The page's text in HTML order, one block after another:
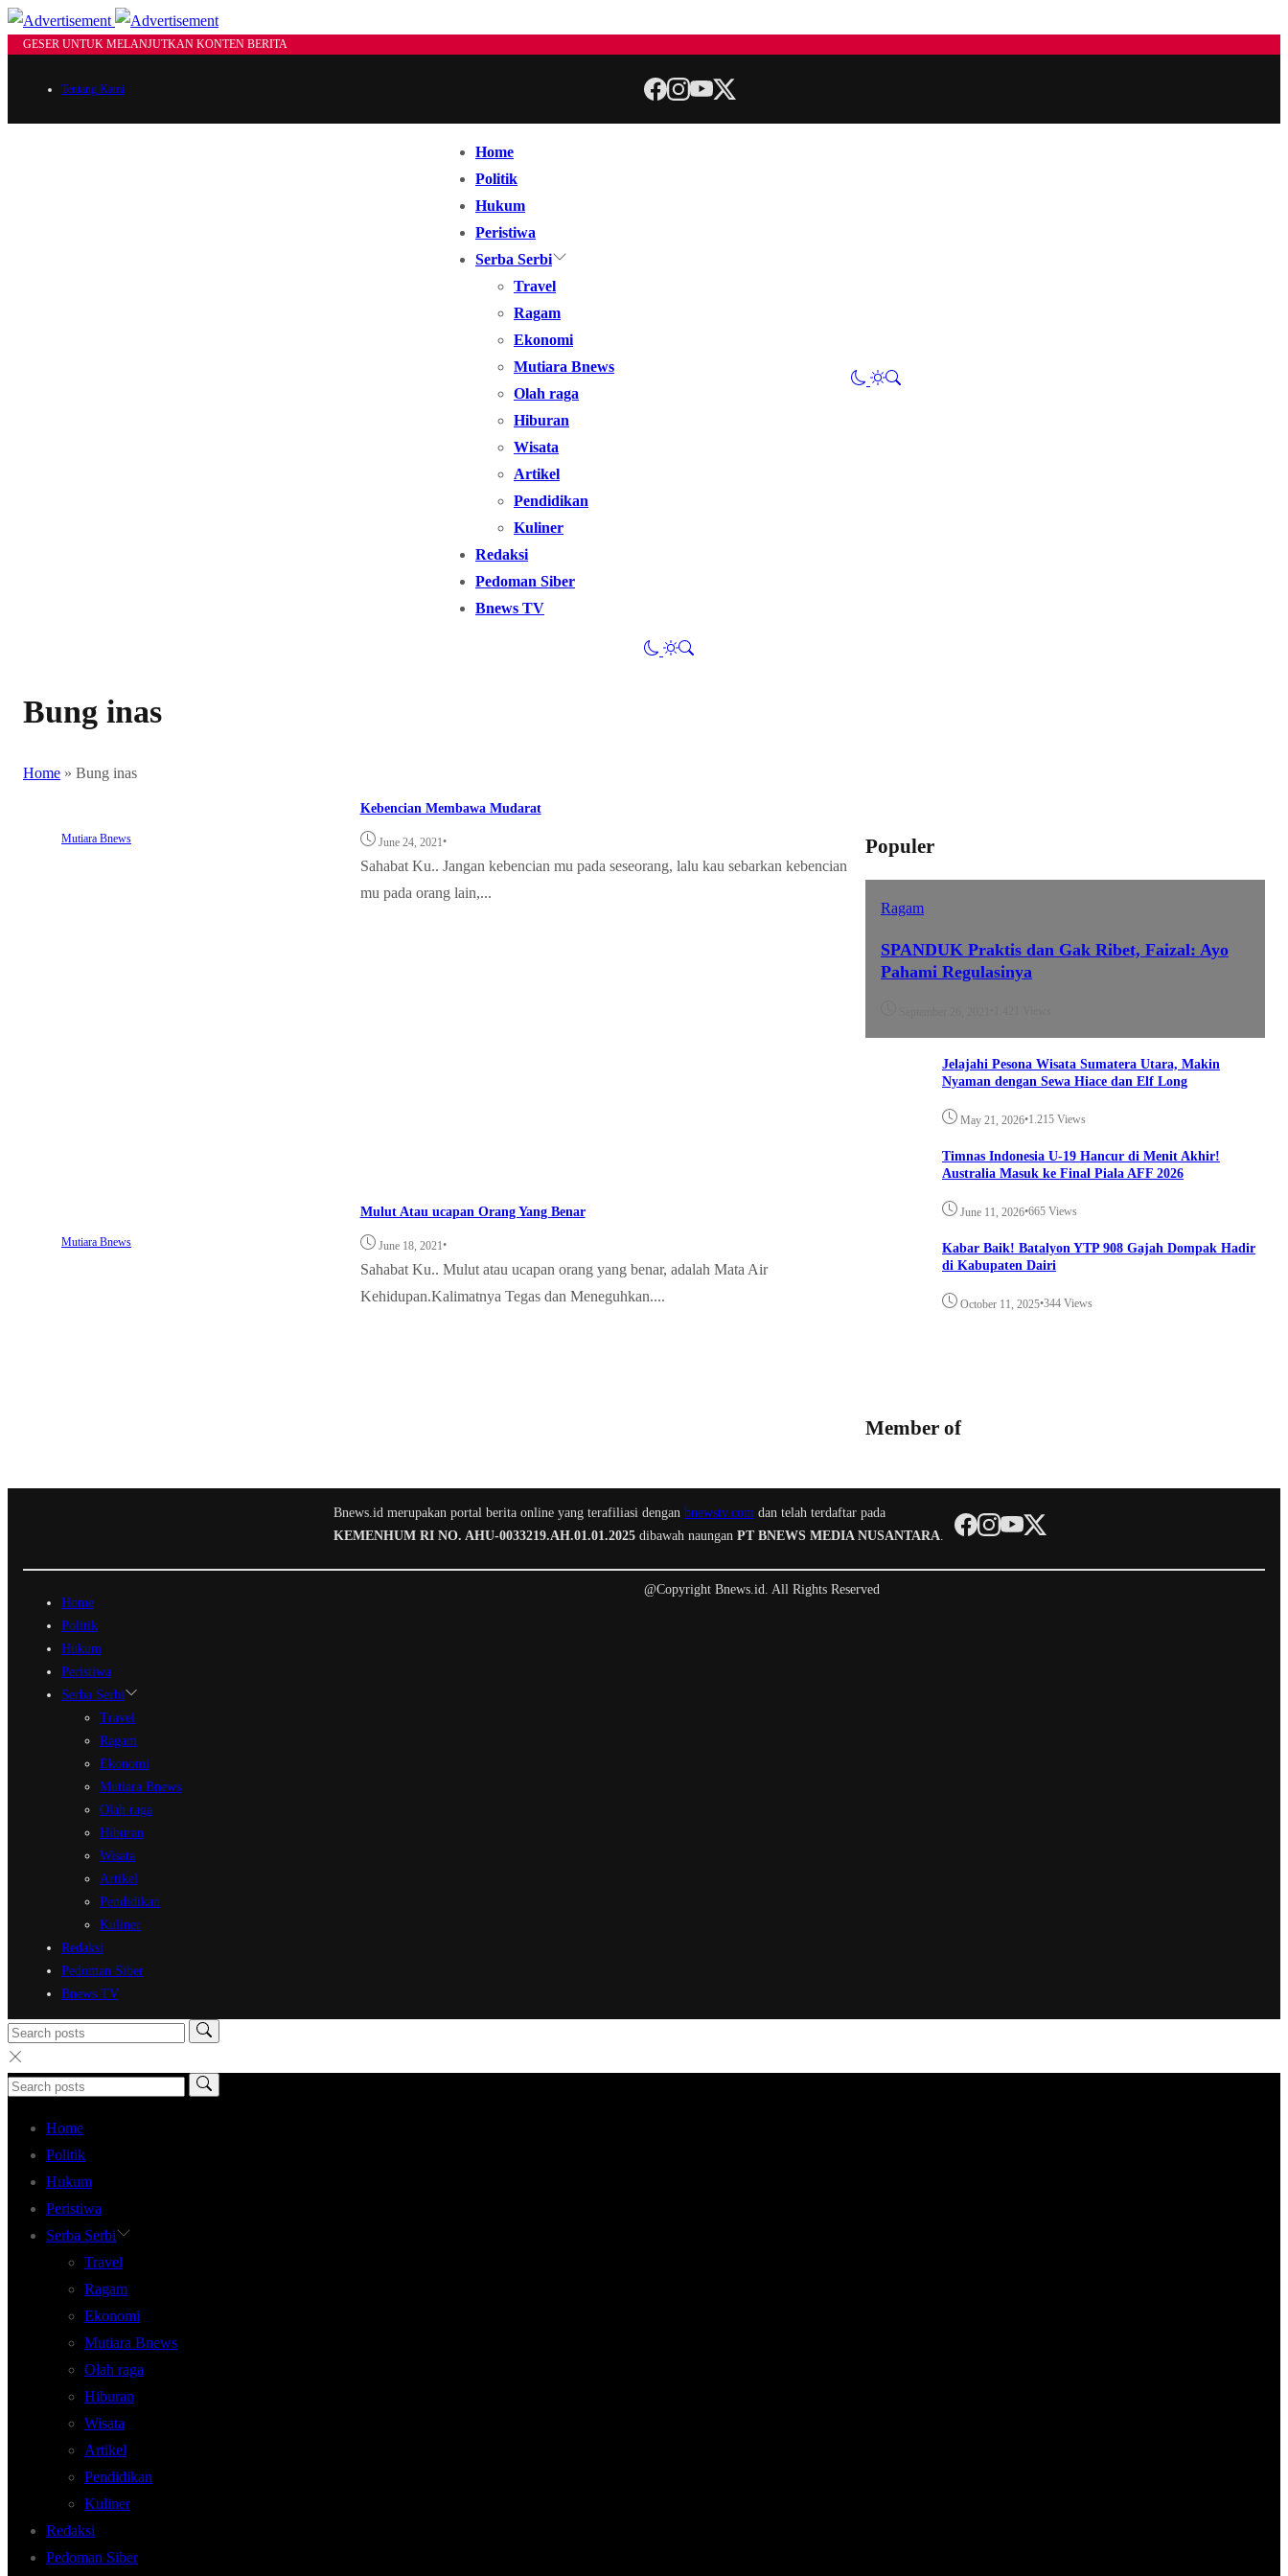
GESER UNTUK MELANJUTKAN KONTEN BERITA
Tentang Kami
Home
Politik
Hukum
Peristiwa
Serba Serbi
Travel
Ragam
Ekonomi
Mutiara Bnews
Olah raga
Hiburan
Wisata
Artikel
Pendidikan
Kuliner
Redaksi
Pedoman Siber
Bnews TV
Bung inas
Home » Bung inas
Mutiara Bnews
Kebencian Membawa Mudarat
June 24, 2021•
Sahabat Ku.. Jangan kebencian mu pada seseorang, lalu kau sebarkan kebencian
mu pada orang lain,...
Mutiara Bnews
Mulut Atau ucapan Orang Yang Benar
June 18, 2021•
Sahabat Ku.. Mulut atau ucapan orang yang benar, adalah Mata Air
Kehidupan.Kalimatnya Tegas dan Meneguhkan....
Populer
Ragam
SPANDUK Praktis dan Gak Ribet, Faizal: Ayo
Pahami Regulasinya
Jelajahi Pesona Wisata Sumatera Utara, Makin
Nyaman dengan Sewa Hiace dan Elf Long
May 21, 2026•1.215 Views
Timnas Indonesia U-19 Hancur di Menit Akhir!
Australia Masuk ke Final Piala AFF 2026
June 11, 2026•665 Views
Kabar Baik! Batalyon YTP 908 Gajah Dompak Hadir
di Kabupaten Dairi
October 11, 2025•344 Views
Member of
Bnews.id merupakan portal berita online yang terafiliasi dengan bnewstv.com dan telah terdaftar pada
KEMENHUM RI NO. AHU-0033219.AH.01.01.2025 dibawah naungan PT BNEWS MEDIA NUSANTARA.
Home
Politik
Hukum
Peristiwa
Serba Serbi
Travel
Ragam
Ekonomi
Mutiara Bnews
Olah raga
Hiburan
Wisata
Artikel
Pendidikan
Kuliner
Redaksi
Pedoman Siber
Bnews TV
@Copyright Bnews.id. All Rights Reserved
Home
Politik
Hukum
Peristiwa
Serba Serbi
Travel
Ragam
Ekonomi
Mutiara Bnews
Olah raga
Hiburan
Wisata
Artikel
Pendidikan
Kuliner
Redaksi
Pedoman Siber